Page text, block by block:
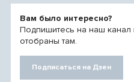
Вам было интересно?
Подпишитесь на наш
отобраны там.
Подписаться на Дзен